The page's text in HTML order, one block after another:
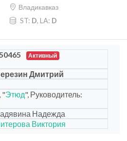
Владикавказ
ST: D, LA: D
Активный
Дмитрий
"Этюд", Руководитель:
Надежда
Виктория